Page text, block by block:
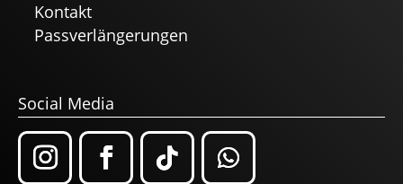
Kontakt
Passverlängerungen
Social Media